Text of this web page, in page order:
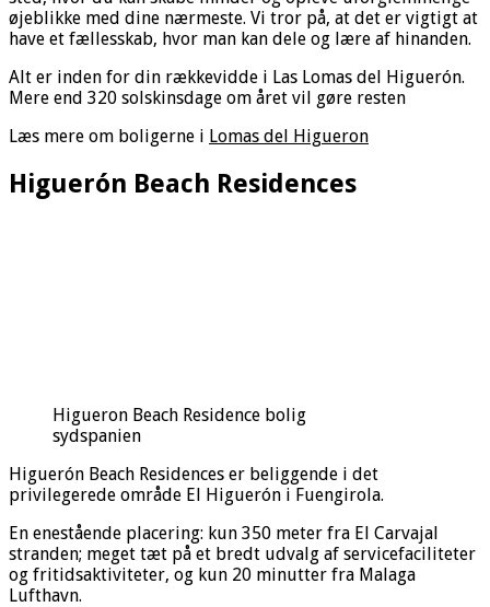
øjeblikke med dine nærmeste. Vi tror på, at det er vigtigt at
have et fællesskab, hvor man kan dele og lære af hinanden.
Alt er inden for din rækkevidde i Las Lomas del Higuerón.
Mere end 320 solskinsdage om året vil gøre resten
Læs mere om boligerne i Lomas del Higueron
Higuerón Beach Residences
Higueron Beach Residence bolig
sydspanien
Higuerón Beach Residences er beliggende i det
privilegerede område El Higuerón i Fuengirola.
En enestående placering: kun 350 meter fra El Carvajal
stranden; meget tæt på et bredt udvalg af servicefaciliteter
og fritidsaktiviteter, og kun 20 minutter fra Malaga
Lufthavn.